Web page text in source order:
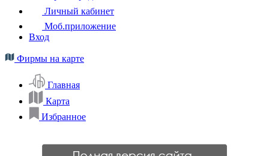
Личный кабинет
Моб.приложение
Вход
Фирмы на карте
Главная
Карта
Избранное